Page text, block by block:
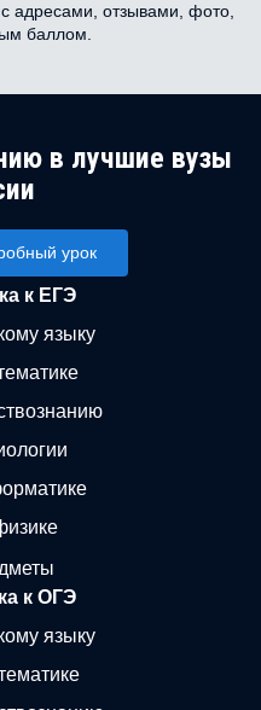
адресами, отзывами, фото,
баллом.
в лучшие вузы
урок
к ЕГЭ
языку
к ОГЭ
языку